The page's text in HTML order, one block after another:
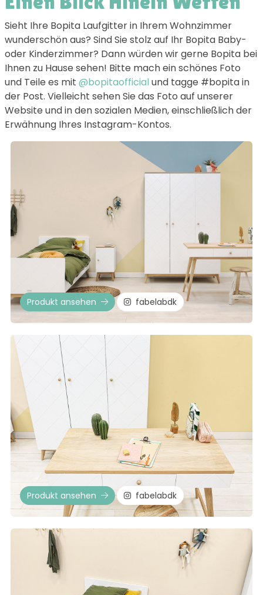
Sieht Ihre Bopita Laufgitter in Ihrem Wohnzimmer
wunderschön aus? Sind Sie stolz auf Ihr Bopita Baby-
oder Kinderzimmer? Dann würden wir gerne Bopita bei
Ihnen zu Hause sehen! Bitte mach ein schönes Foto
und Teile es mit @bopitaofficial und tagge #bopita in
der Post. Vielleicht sehen Sie das Foto auf unserer
Website und in den sozialen Medien, einschließlich der
Erwähnung Ihres Instagram-Kontos.
Produkt ansehen fabelabdk
Produkt ansehen fabelabdk